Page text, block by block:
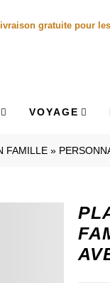
gratuite pour
VOYAGE
FAMILLE »